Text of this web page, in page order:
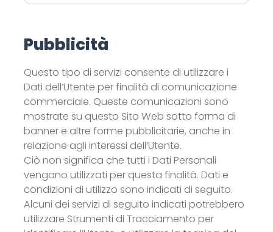
Pubblicità
Questo tipo di servizi consente di utilizzare i
Dati dell’Utente per finalità di comunicazione
commerciale. Queste comunicazioni sono
mostrate su questo Sito Web sotto forma di
banner e altre forme pubblicitarie, anche in
relazione agli interessi dell’Utente.
Ciò non significa che tutti i Dati Personali
vengano utilizzati per questa finalità. Dati e
condizioni di utilizzo sono indicati di seguito.
Alcuni dei servizi di seguito indicati potrebbero
utilizzare Strumenti di Tracciamento per